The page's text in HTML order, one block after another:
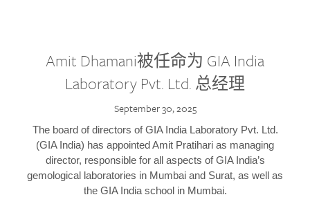
Amit Dhamani被任命为 GIA India
Laboratory Pvt. Ltd. 总经理
September 30, 2025
The board of directors of GIA India Laboratory Pvt. Ltd.
(GIA India) has appointed Amit Pratihari as managing
director, responsible for all aspects of GIA India’s
gemological laboratories in Mumbai and Surat, as well as
the GIA India school in Mumbai.